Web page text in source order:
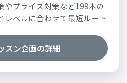
やプライズ対策など199本の
レベルに合わせて最短ルート
スン企画の詳細